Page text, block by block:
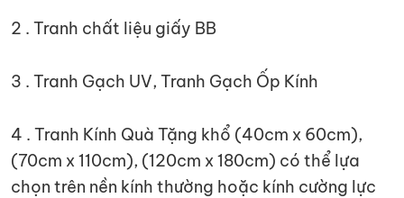
2 . Tranh chất liệu giấy BB
3 . Tranh Gạch UV, Tranh Gạch Ốp Kính
4 . Tranh Kính Quà Tặng khổ (40cm x 60cm),
(70cm x 110cm), (120cm x 180cm) có thể lựa
chọn trên nền kính thường hoặc kính cường lực